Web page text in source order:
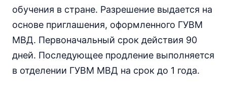
обучения в стране. Разрешение выдается на
основе приглашения, оформленного ГУВМ
МВД. Первоначальный срок действия 90
дней. Последующее продление выполняется
в отделении ГУВМ МВД на срок до 1 года.